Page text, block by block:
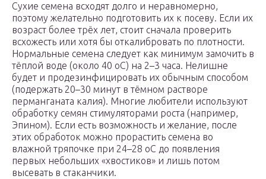
Сухие семена всходят долго и неравномерно,
поэтому желательно подготовить их к посеву. Если их
возраст более трёх лет, стоит сначала проверить
всхожесть или хотя бы откалибровать по плотности.
Нормальные семена следует как минимум замочить в
тёплой воде (около 40 оС) на 2–3 часа. Нелишне
будет и продезинфицировать их обычным способом
(подержать 20–30 минут в тёмном растворе
перманганата калия). Многие любители используют
обработку семян стимуляторами роста (например,
Эпином). Если есть возможность и желание, после
этих обработок можно прорастить семена во
влажной тряпочке при 24–28 оС до появления
первых небольших «хвостиков» и лишь потом
высевать в стаканчики.